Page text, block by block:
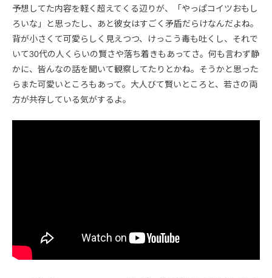
予想してた内容を軽く超えてくる辺りが、「やっぱコイツおもし
ろいな」と思ったし、あと彼女はすごく矛盾だらけなんだよね。
背が小さくて可愛らしく見えつつ、けっこう毒も吐くし、それで
いて30代の人くらいの賢さや落ち着きもあってさ。何も言わず静
かに、皆んなの話を聞いて観察してたりとかね。そうかと思った
らまた可愛いところもあって。大人びて賢いところと、若さの両
方が共存している気がするよ。